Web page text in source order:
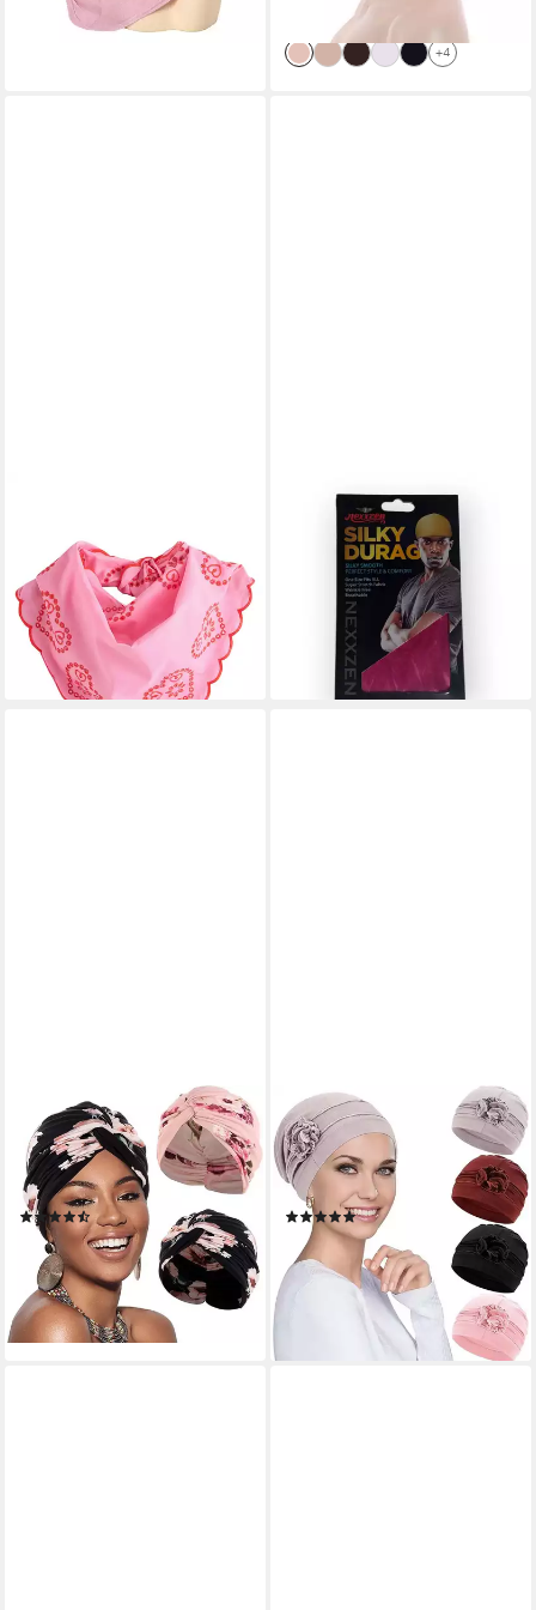
lieferbar - in 2-3 Werktagen bei dir
+4
31,00 €
lieferbar - in 2-3 Werktagen bei dir
Kopftuch Seidiger Satin-
Durag in Deluxe-Qualität
UVP9,95 €
lieferbar - in 2-3 Werktagen bei dir
CACHITO
Kopftuch 2 Stücke Frauen
Chemo Hüte Turban Damen
Beanie
(2)
13,99 € 34,24 €
-59%
lieferbar - in 5-6 Werktagen bei dir
OEMMN
Kopftuch 4 Stück Frauen
Chemo Hüte Bandana Turban
Damen
(1)
29,99 € 39,99 €
-25%
lieferbar in 2 Wochen